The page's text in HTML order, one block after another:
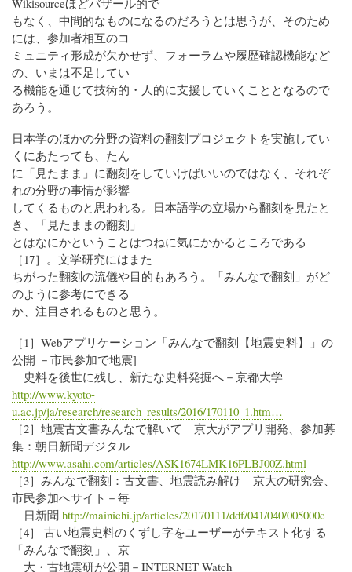
Wikisourceほどバザール的で
もなく、中間的なものになるのだろうとは思うが、そのため
には、参加者相互のコ
ミュニティ形成が欠かせず、フォーラムや履歴確認機能など
の、いまは不足してい
る機能を通じて技術的・人的に支援していくこととなるので
あろう。
日本学のほかの分野の資料の翻刻プロジェクトを実施してい
くにあたっても、たん
に「見たまま」に翻刻をしていけばいいのではなく、それぞ
れの分野の事情が影響
してくるものと思われる。日本語学の立場から翻刻を見たと
き、「見たままの翻刻」
とはなにかということはつねに気にかかるところである
［17］。文学研究にはまた
ちがった翻刻の流儀や目的もあろう。「みんなで翻刻」がど
のように参考にできる
か、注目されるものと思う。
［1］Webアプリケーション「みんなで翻刻【地震史料】」の
公開 －市民参加で地震]
史料を後世に残し、新たな史料発掘へ－京都大学
http://www.kyoto-
u.ac.jp/ja/research/research_results/2016/170110_1.htm…
［2］地震古文書みんなで解いて 京大がアプリ開発、参加募
集：朝日新聞デジタル
http://www.asahi.com/articles/ASK1674LMK16PLBJ00Z.html
［3］みんなで翻刻：古文書、地震読み解け 京大の研究会、
市民参加へサイト－毎
日新聞 http://mainichi.jp/articles/20170111/ddf/041/040/005000c
［4］ 古い地震史料のくずし字をユーザーがテキスト化する
「みんなで翻刻」、京
大・古地震研が公開－INTERNET Watch